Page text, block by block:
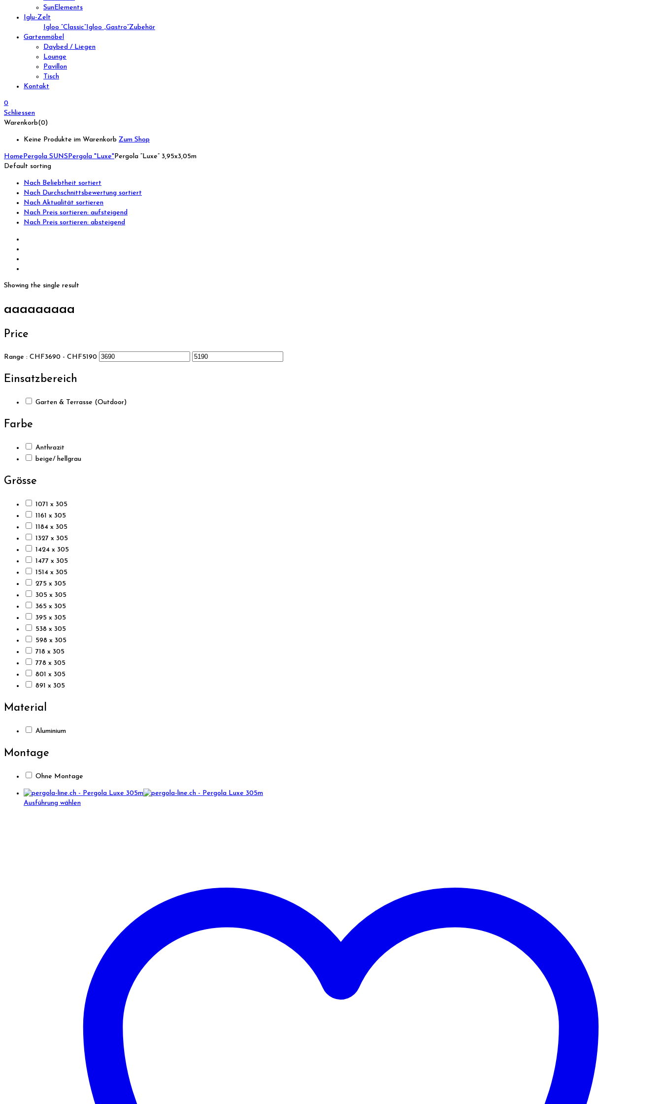
SunElements
Iglu-Zelt
Igloo “Classic” Igloo „Gastro”Zubehör
Gartenmöbel
Daybed / Liegen
Lounge
Pavillon
Tisch
Kontakt
0
Schliessen
Warenkorb(0)
Keine Produkte im Warenkorb Zum Shop
Home Pergola SUNS Pergola "Luxe" Pergola “Luxe” 3,95x3,05m
Default sorting
Nach Beliebtheit sortiert
Nach Durchschnittsbewertung sortiert
Nach Aktualität sortieren
Nach Preis sortieren: aufsteigend
Nach Preis sortieren: absteigend
Showing the single result
aaaaaaaaa
Price
Range : CHF3690 - CHF5190
Einsatzbereich
Garten & Terrasse (Outdoor)
Farbe
Anthrazit
beige/ hellgrau
Grösse
1071 x 305
1161 x 305
1184 x 305
1327 x 305
1424 x 305
1477 x 305
1514 x 305
275 x 305
305 x 305
365 x 305
395 x 305
538 x 305
598 x 305
718 x 305
778 x 305
801 x 305
891 x 305
Material
Aluminium
Montage
Ohne Montage
Ausführung wählen